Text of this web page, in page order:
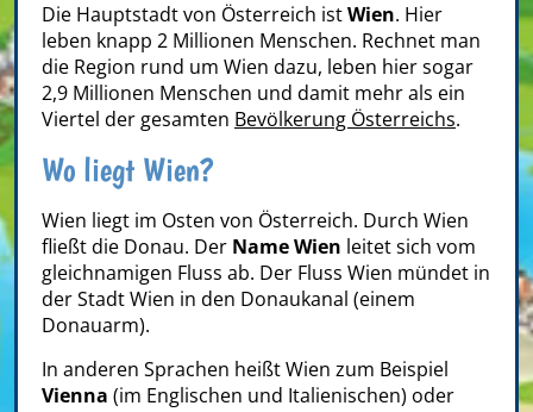
Die Hauptstadt von Österreich istWien. Hier
leben knapp 2 Millionen Menschen. Rechnet man
die Region rund um Wien dazu, leben hier sogar
2,9 Millionen Menschen und damit mehr als ein
Viertel der gesamten Bevölkerung Österreichs.
Wo liegt Wien?
Wien liegt im Osten von Österreich. Durch Wien
fließt die Donau. Der Name Wien leitet sich vom
gleichnamigen Fluss ab. Der Fluss Wien mündet in
der Stadt Wien in den Donaukanal (einem
Donauarm).
In anderen Sprachen heißt Wien zum Beispiel
Vienna (im Englischen und Italienischen) oder